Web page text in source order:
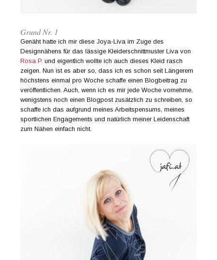
Grund Nr. 1
Genäht hatte ich mir diese Joya-Liva im Zuge des
Designnähens für das lässige Kleiderschnittmuster Liva von
Rosa P. und eigentlich wollte ich auch dieses Kleid rasch
zeigen. Nun ist es aber so, dass ich es schon seit Längerem
höchstens einmal pro Woche schaffe einen Blogbeitrag zu
veröffentlichen. Auch, wenn ich es mir jede Woche vornehme,
wenigstens noch einen Blogpost zusätzlich zu schreiben, so
schaffe ich das aufgrund meines Arbeitspensums, meines
sportlichen Engagements und natürlich meiner Leidenschaft
zum Nähen einfach nicht.